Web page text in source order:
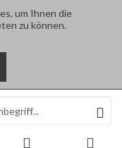
um Ihnen die
zu können.